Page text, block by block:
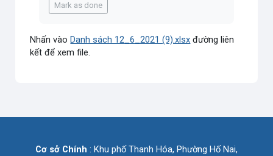
Mark as done
Nhấn vàoDanh sách 12_6_2021 (9).xlsx đường liên
kết để xem file.
Cơ sở Chính : Khu phố Thanh Hóa, Phường Hố Nai,